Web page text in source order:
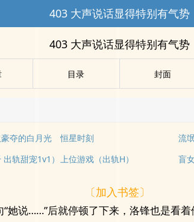
403 大声说话显得特别有气势
403 大声说话显得特别有气势
目录 封面
夺的白月光 恒星时刻
流
轨甜宠1v1） 上位游戏（出轨H）
〔加入书签〕
她说……”后就停顿了下来，洛锋也是看着